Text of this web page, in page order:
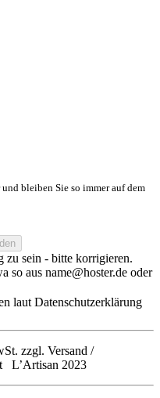
bleiben Sie so immer auf dem
zu sein - bitte korrigieren.
so aus name@hoster.de oder
laut Datenschutzerklärung
zzgl. Versand /
L’Artisan 2023